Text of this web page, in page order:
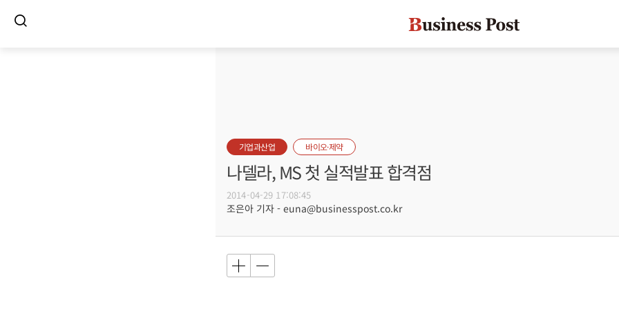
기업과산업 바이오·제약
나델라, MS 첫 실적발표 합격점
2014-04-29 17:08:45
조은아 기자 - euna@businesspost.co.kr